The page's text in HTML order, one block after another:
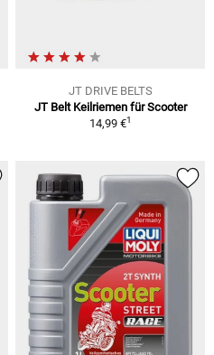
JT DRIVE BELTS
JT Belt Keilriemen für Scooter
14,99 €1